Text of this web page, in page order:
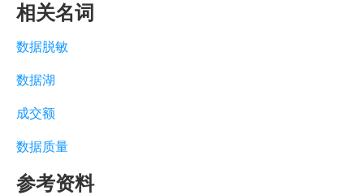
相关名词
数据脱敏
数据湖
成交额
数据质量
参考资料